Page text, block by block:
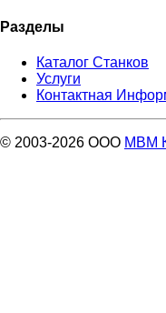
Разделы
Каталог Станков
Услуги
Контактная
© 2003-2026 ООО МВМ